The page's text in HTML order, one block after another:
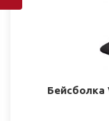
Бейсболка